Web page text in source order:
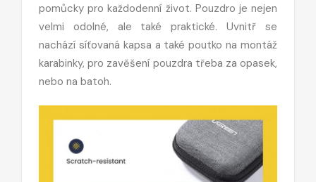
pomůcky pro každodenní život. Pouzdro je nejen
velmi odolné, ale také praktické. Uvnitř se
nachází síťovaná kapsa a také poutko na montáž
karabinky, pro zavěšení pouzdra třeba za opasek,
nebo na batoh.